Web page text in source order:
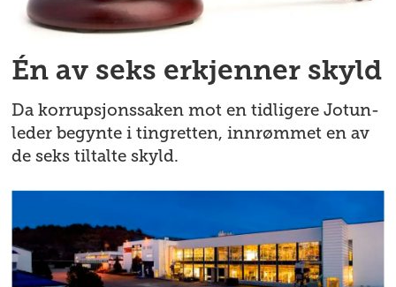
Én av seks erkjenner skyld
Da korrupsjonssaken mot en tidligere Jotun-
leder begynte i tingretten, innrømmet en av
de seks tiltalte skyld.